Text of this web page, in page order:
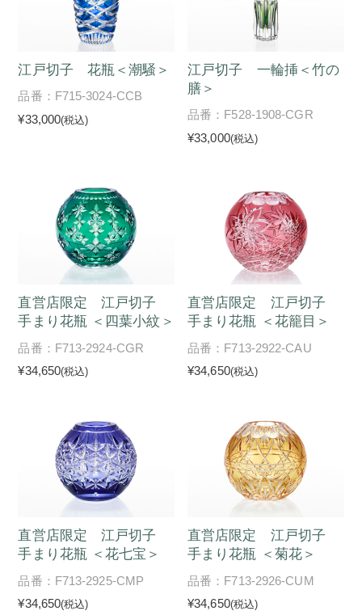
江戸切子 花瓶＜潮騒＞
品番：F715-3024-CCB
¥33,000(税込)
江戸切子 一輪挿＜竹の
膳＞
品番：F528-1908-CGR
¥33,000(税込)
直営店限定 江戸切子
手まり花瓶 ＜四葉小紋＞
品番：F713-2924-CGR
¥34,650(税込)
直営店限定 江戸切子
手まり花瓶 ＜花籠目＞
品番：F713-2922-CAU
¥34,650(税込)
直営店限定 江戸切子
手まり花瓶 ＜花七宝＞
品番：F713-2925-CMP
¥34,650(税込)
直営店限定 江戸切子
手まり花瓶 ＜菊花＞
品番：F713-2926-CUM
¥34,650(税込)